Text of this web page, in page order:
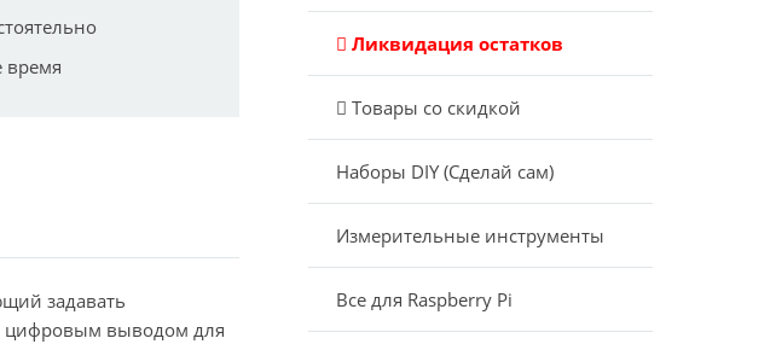
время
задавать
цифровым выводом для
Ликвидация остатков
Товары со скидкой
Наборы DIY (Сделай сам)
Измерительные инструменты
Все для Raspberry Pi